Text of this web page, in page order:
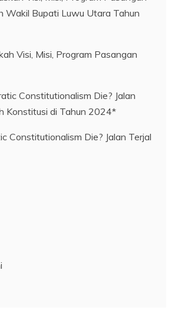
Visi, Misi, Program Pasangan
Constitutionalism Die? Jalan Terjal